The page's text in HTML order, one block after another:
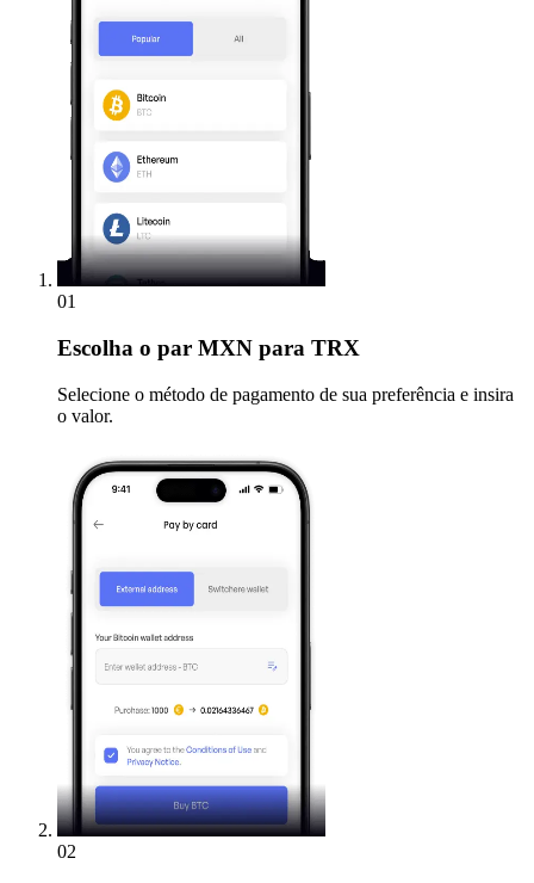
01
Escolha o par MXN para TRX
Selecione o método de pagamento de sua preferência e insira
o valor.
02